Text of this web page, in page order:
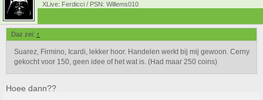
XLive: Ferdicci / PSN: Willems010
Daz zei: ↑
Suarez, Firmino, Icardi, lekker hoor. Handelen werkt bij mij gewoon. Cerny
gekocht voor 150, geen idee of het wat is. (Had maar 250 coins)
Hoee dann??